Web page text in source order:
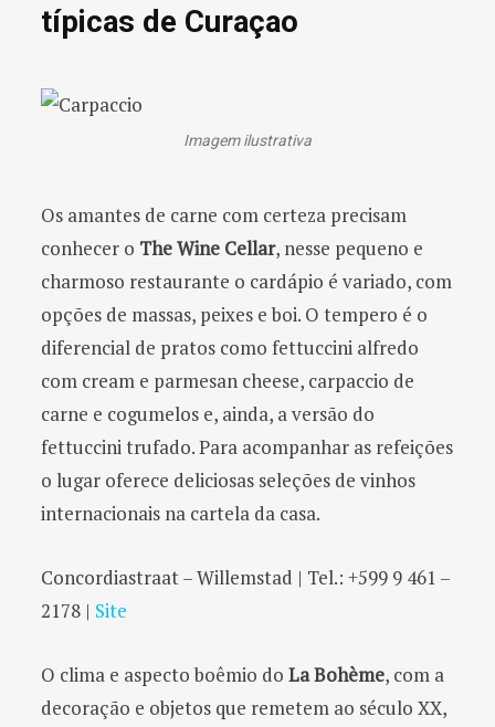
típicas de Curaçao
Imagem ilustrativa
Os amantes de carne com certeza precisam
conhecer o The Wine Cellar, nesse pequeno e
charmoso restaurante o cardápio é variado, com
opções de massas, peixes e boi. O tempero é o
diferencial de pratos como fettuccini alfredo
com cream e parmesan cheese, carpaccio de
carne e cogumelos e, ainda, a versão do
fettuccini trufado. Para acompanhar as refeições
o lugar oferece deliciosas seleções de vinhos
internacionais na cartela da casa.
Concordiastraat – Willemstad | Tel.: +599 9 461 –
2178 | Site
O clima e aspecto boêmio do La Bohème, com a
decoração e objetos que remetem ao século XX,